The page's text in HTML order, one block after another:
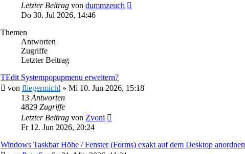
Letzter Beitrag von dummzeuch
Do 30. Jul 2026, 14:46
Themen
Antworten
Zugriffe
Letzter Beitrag
TEdit Systempopupmenu erweitern?
von fliegermichl » Mi 10. Jun 2026, 15:18
13 Antworten
4829 Zugriffe
Letzter Beitrag von Zvoni
Fr 12. Jun 2026, 20:24
Windows Taskbar Höhe / Fenster (Forms) exakt auf dem Desktop anordnen